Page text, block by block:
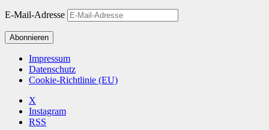
E-Mail-Adresse
Abonnieren
Impressum
Datenschutz
Cookie-Richtlinie (EU)
X
Instagram
RSS